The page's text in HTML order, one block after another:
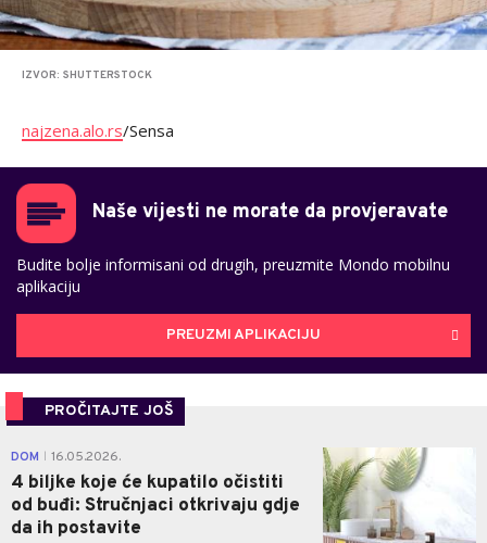
IZVOR: SHUTTERSTOCK
najzena.alo.rs/Sensa
Naše vijesti ne morate da provjeravate
Budite bolje informisani od drugih, preuzmite Mondo mobilnu
aplikaciju
PREUZMI APLIKACIJU
PROČITAJTE JOŠ
DOM 16.05.2026.
4 biljke koje će kupatilo očistiti
od buđi: Stručnjaci otkrivaju gdje
da ih postavite